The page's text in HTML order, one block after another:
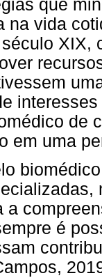
que
na vida
XIX,
de
em uma
a
é